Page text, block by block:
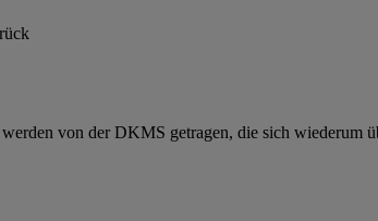
von der DKMS getragen, die sich wiederum